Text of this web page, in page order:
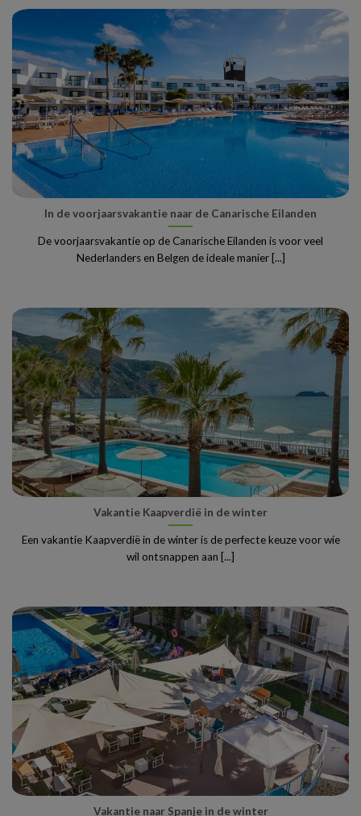
In de voorjaarsvakantie naar de Canarische Eilanden
De voorjaarsvakantie op de Canarische Eilanden is voor veel
Nederlanders en Belgen de ideale manier [...]
Vakantie Kaapverdië in de winter
Een vakantie Kaapverdië in de winter is de perfecte keuze voor wie
wil ontsnappen aan [...]
Vakantie naar Spanje in de winter